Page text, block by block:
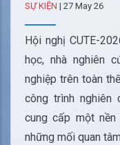
SỰ KIỆN | 27 May 26
Hội nghị CUTE-
học, nhà nghiên
nghiệp trên toàn
công trình nghiên
cung cấp một
những mối quan